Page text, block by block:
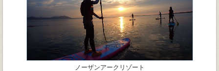
ノーザンアークリゾート